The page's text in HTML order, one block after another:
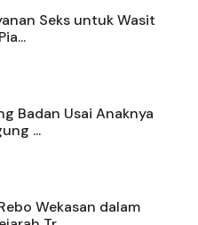
Seks untuk Wasit
Badan Usai Anaknya
...
Wekasan dalam